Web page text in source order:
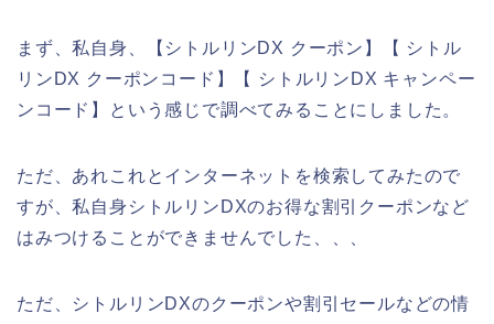
まず、私自身、【シトルリンDX クーポン】【 シトル
リンDX クーポンコード】【 シトルリンDX キャンペー
ンコード】という感じで調べてみることにしました。
ただ、あれこれとインターネットを検索してみたので
すが、私自身シトルリンDXのお得な割引クーポンなど
はみつけることができませんでした、、、
ただ、シトルリンDXのクーポンや割引セールなどの情